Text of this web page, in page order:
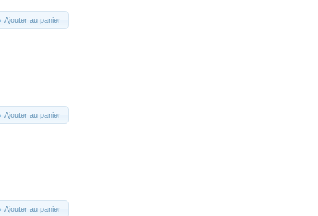
Ajouter au panier
Ajouter au panier
Ajouter au panier